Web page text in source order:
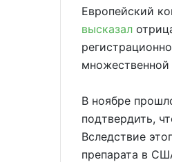
Европейский
высказал
В ноябре
подтвердить,
Вследствие
препарата в